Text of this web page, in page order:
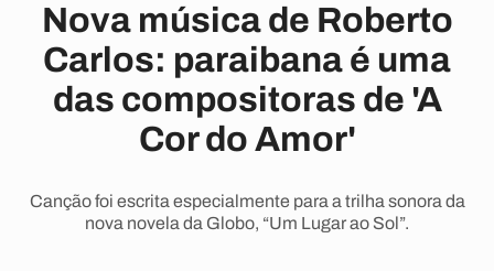
Nova música de Roberto
Carlos: paraibana é uma
das compositoras de 'A
Cor do Amor'
Canção foi escrita especialmente para a trilha sonora da
nova novela da Globo, “Um Lugar ao Sol”.